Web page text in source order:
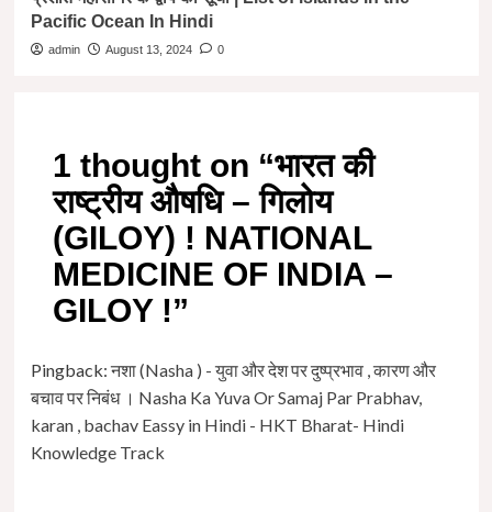
Pacific Ocean In Hindi
admin August 13, 2024 0
1 thought on “भारत की
राष्ट्रीय औषधि – गिलोय
(GILOY) ! NATIONAL
MEDICINE OF INDIA –
GILOY !”
Pingback:नशा (Nasha ) - युवा और देश पर दुष्प्रभाव , कारण और
बचाव पर निबंध । Nasha Ka Yuva Or Samaj Par Prabhav,
karan , bachav Eassy in Hindi - HKT Bharat- Hindi
Knowledge Track